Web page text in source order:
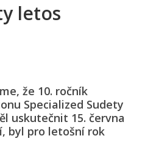
letos
že 10. ročník
Specialized Sudety
uskutečnit 15. června
byl pro letošní rok